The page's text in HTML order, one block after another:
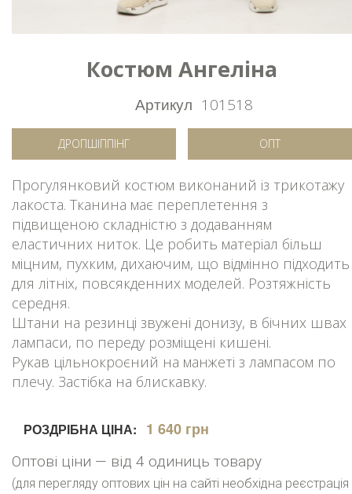
Костюм Ангеліна
Артикул 101518
ДРОПШІППІНГ ОПТ
Прогулянковий костюм виконаний із трикотажу
лакоста. Тканина має переплетення з
підвищеною складністю з додаванням
еластичних ниток. Це робить матеріал більш
міцним, пухким, дихаючим, що відмінно підходить
для літніх, повсякденних моделей. Розтяжність
середня.
Штани на резинці звужені донизу, в бічних швах
лампаси, по переду розміщені кишені.
Рукав цільнокроєний на манжеті з лампасом по
плечу. Застібка на блискавку.
РОЗДРІБНА ЦІНА: 1 640 грн
Оптові ціни — від 4 одиниць товару
(для перегляду оптових цін на сайті необхідна реєстрація